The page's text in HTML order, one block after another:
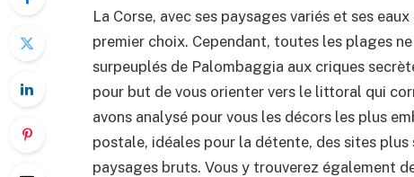
La Corse, avec ses paysages variés et ses
premier choix. Cependant, toutes les plages
surpeuplés de Palombaggia aux criques
pour but de vous orienter vers le littoral qui
avons analysé pour vous les décors les plus
postale, idéales pour la détente, des sites plus
paysages bruts. Vous y trouverez également